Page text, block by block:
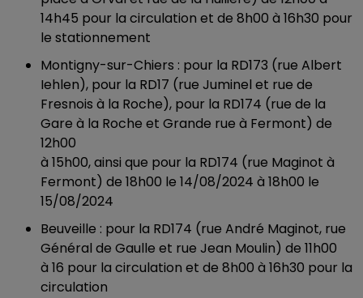
14h45 pour la circulation et de 8h00 à 16h30 pour
le stationnement
Montigny-sur-Chiers : pour la RD173 (rue Albert
Iehlen), pour la RD17 (rue Juminel et rue de
Fresnois à la Roche), pour la RD174 (rue de la
Gare à la Roche et Grande rue à Fermont) de
12h00
à 15h00, ainsi que pour la RD174 (rue Maginot à
Fermont) de 18h00 le 14/08/2024 à 18h00 le
15/08/2024
Beuveille : pour la RD174 (rue André Maginot, rue
Général de Gaulle et rue Jean Moulin) de 11h00
à 16 pour la circulation et de 8h00 à 16h30 pour la
circulation